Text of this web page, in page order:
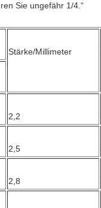
Sie ungefähr 1/4.“
Stärke/Millimeter
2,2
2,5
2,8